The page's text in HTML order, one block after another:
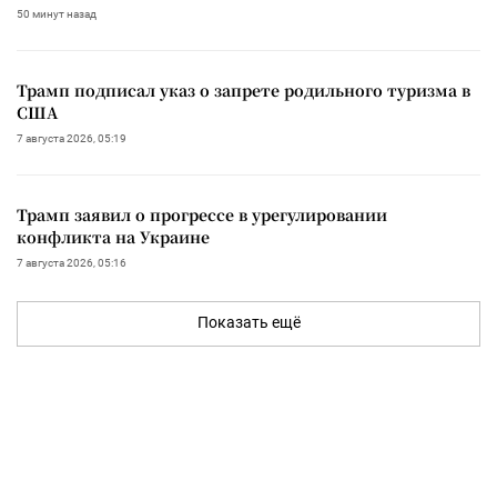
50 минут назад
Трамп подписал указ о запрете родильного туризма в
США
7 августа 2026, 05:19
Трамп заявил о прогрессе в урегулировании
конфликта на Украине
7 августа 2026, 05:16
Показать ещё